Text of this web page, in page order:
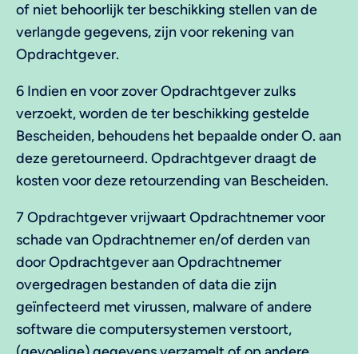
of niet behoorlijk ter beschikking stellen van de
verlangde gegevens, zijn voor rekening van
Opdrachtgever.
6 Indien en voor zover Opdrachtgever zulks
verzoekt, worden de ter beschikking gestelde
Bescheiden, behoudens het bepaalde onder O. aan
deze geretourneerd. Opdrachtgever draagt de
kosten voor deze retourzending van Bescheiden.
7 Opdrachtgever vrijwaart Opdrachtnemer voor
schade van Opdrachtnemer en/of derden van
door Opdrachtgever aan Opdrachtnemer
overgedragen bestanden of data die zijn
geïnfecteerd met virussen, malware of andere
software die computersystemen verstoort,